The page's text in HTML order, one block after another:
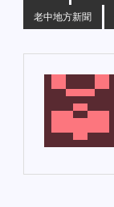
老中地方新聞